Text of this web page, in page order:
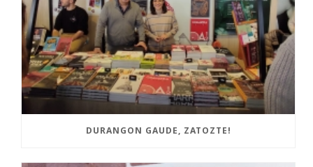
DURANGON GAUDE, ZATOZTE!